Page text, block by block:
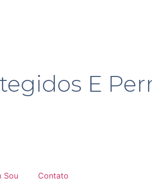
E
Sou Contato